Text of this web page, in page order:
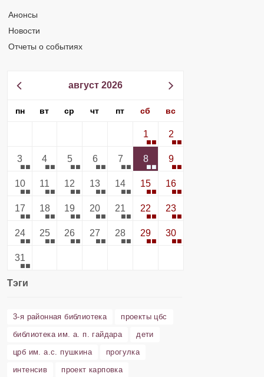
Анонсы
Новости
Отчеты о событиях
август 2026
пн вт ср чт пт сб вс
1 2
3 4 5 6 7 8 9
10 11 12 13 14 15 16
17 18 19 20 21 22 23
24 25 26 27 28 29 30
31
Тэги
3-я районная библиотека
проекты цбс
библиотека им. а. п. гайдара
дети
црб им. а.с. пушкина
прогулка
интенсив
проект карповка